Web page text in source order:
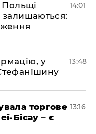
Польщі
залишаються:
14:01
у
13:48
торгове
Бісау – є
13:16